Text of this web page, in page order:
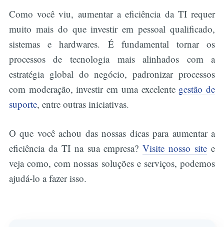
Como você viu, aumentar a eficiência da TI requer
muito mais do que investir em pessoal qualificado,
sistemas e hardwares. É fundamental tornar os
processos de tecnologia mais alinhados com a
estratégia global do negócio, padronizar processos
com moderação, investir em uma excelente gestão de
suporte, entre outras iniciativas.
O que você achou das nossas dicas para aumentar a
eficiência da TI na sua empresa?Visite nosso site e
veja como, com nossas soluções e serviços, podemos
ajudá-lo a fazer isso.